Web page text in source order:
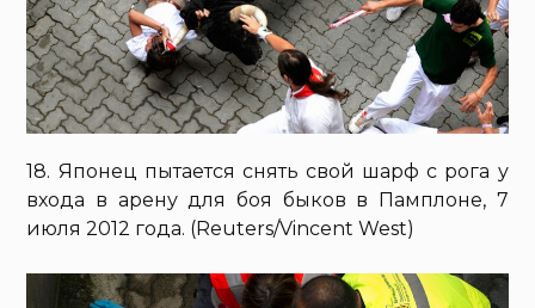
18. Японец пытается снять свой шарф с рога у
входа в арену для боя быков в Памплоне, 7
июля 2012 года. (Reuters/Vincent West)